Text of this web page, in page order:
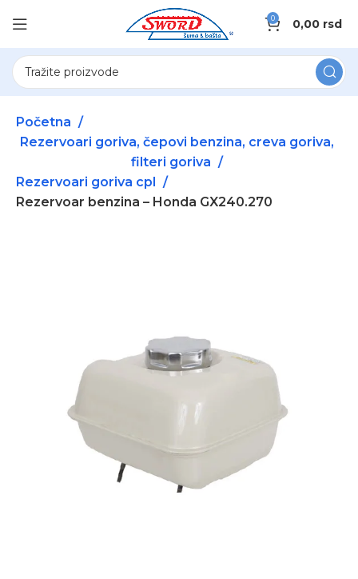
0 0,00 rsd
Početna
Rezervoari goriva, čepovi benzina, creva goriva,
filteri goriva
Rezervoari goriva cpl
Rezervoar benzina – Honda GX240.270